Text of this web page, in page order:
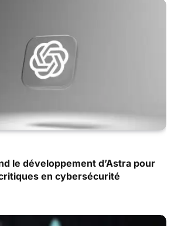
le développement d’Astra pour
en cybersécurité